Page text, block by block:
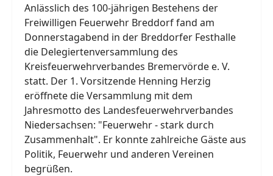
Anlässlich des 100-jährigen Bestehens der
Freiwilligen Feuerwehr Breddorf fand am
Donnerstagabend in der Breddorfer Festhalle
die Delegiertenversammlung des
Kreisfeuerwehrverbandes Bremervörde e. V.
statt. Der 1. Vorsitzende Henning Herzig
eröffnete die Versammlung mit dem
Jahresmotto des Landesfeuerwehrverbandes
Niedersachsen: "Feuerwehr - stark durch
Zusammenhalt". Er konnte zahlreiche Gäste aus
Politik, Feuerwehr und anderen Vereinen
begrüßen.